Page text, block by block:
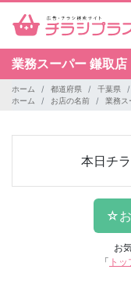
業務スーパー 鎌取店
ホーム 都道府県 千葉県
ホーム
お店の名前 業務ス
本日チ
お
「 ト